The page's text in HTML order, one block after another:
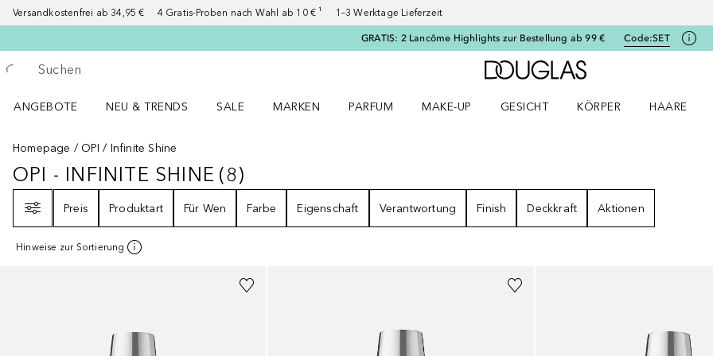
Versandkostenfrei ab 34,95 € 4 Gratis-Proben nach Wahl ab 10 € ¹ 1–3 Werktage Lieferzeit
GRATIS: 2 Lancôme Highlights zur Bestellung ab 99 € Code:SET
Gehe zurück
Suche ausführen
Zur Douglas Startseite
ANGEBOTE
NEU & TRENDS
SALE
MARKEN
PARFUM
MAKE-UP
GESICHT
KÖRPER
HAARE
Homepage
OPI Infinite Shine
OPI - INFINITE SHINE8
OPI - INFINITE SHINE (8)
Preis
Produktart Für Wen Farbe Eigenschaft Verantwortung Finish Deckkraft Aktionen
Hinweise zur Sortierung
+66